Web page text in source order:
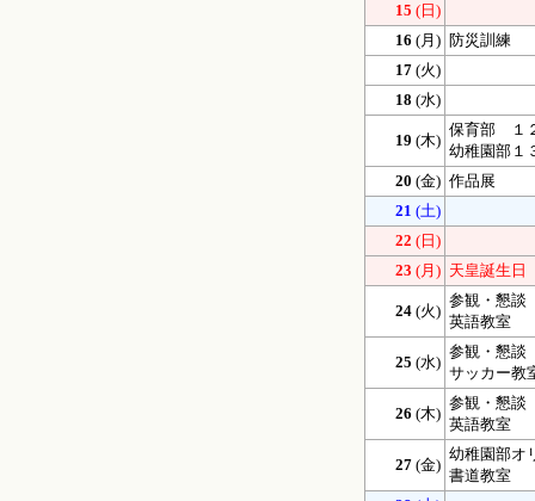
15 (日)
16 (月) 防災訓練
17 (火)
18 (水)
19 (木)
保育部 １
幼稚園部１
20 (金) 作品展
21 (土)
22 (日)
23 (月) 天皇誕生日
24 (火)
参観・懇談
英語教室
25 (水)
参観・懇談
サッカー教
26 (木)
参観・懇談
英語教室
27 (金)
幼稚園部オ
書道教室